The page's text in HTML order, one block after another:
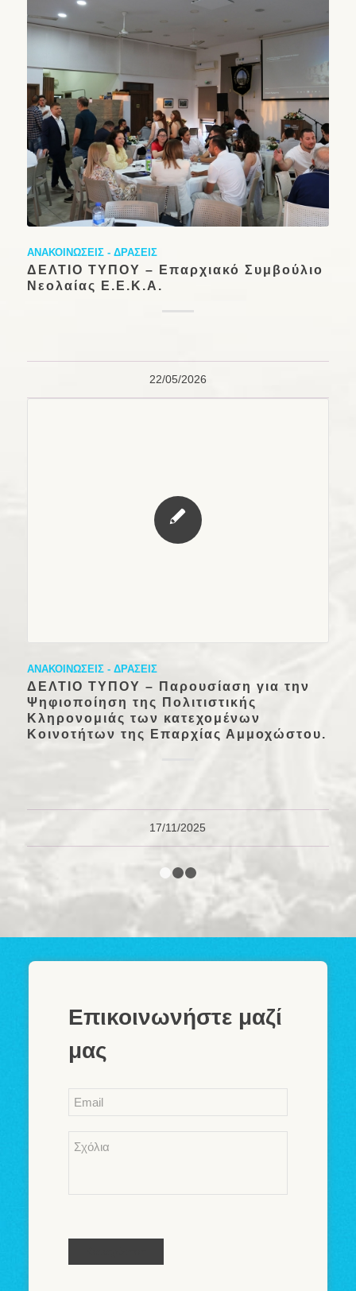
ΑΝΑΚΟΙΝΩΣΕΙΣ - ΔΡΑΣΕΙΣ
ΔΕΛΤΙΟ ΤΥΠΟΥ – Επαρχιακό Συμβούλιο
Νεολαίας Ε.Ε.Κ.Α.
22/05/2026
ΑΝΑΚΟΙΝΩΣΕΙΣ - ΔΡΑΣΕΙΣ
ΔΕΛΤΙΟ ΤΥΠΟΥ – Παρουσίαση για την
Ψηφιοποίηση της Πολιτιστικής
Κληρονομιάς των κατεχομένων
Κοινοτήτων της Επαρχίας Αμμοχώστου.
17/11/2025
Επικοινωνήστε μαζί
μας
Email *